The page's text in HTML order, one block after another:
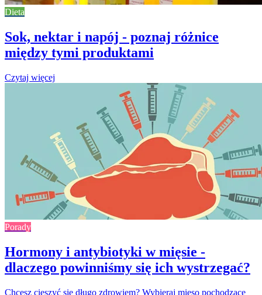
Dieta
Sok, nektar i napój - poznaj różnice
między tymi produktami
Czytaj więcej
Porady
Hormony i antybiotyki w mięsie -
dlaczego powinniśmy się ich wystrzegać?
Chcesz cieszyć się długo zdrowiem? Wybieraj mięso pochodzące